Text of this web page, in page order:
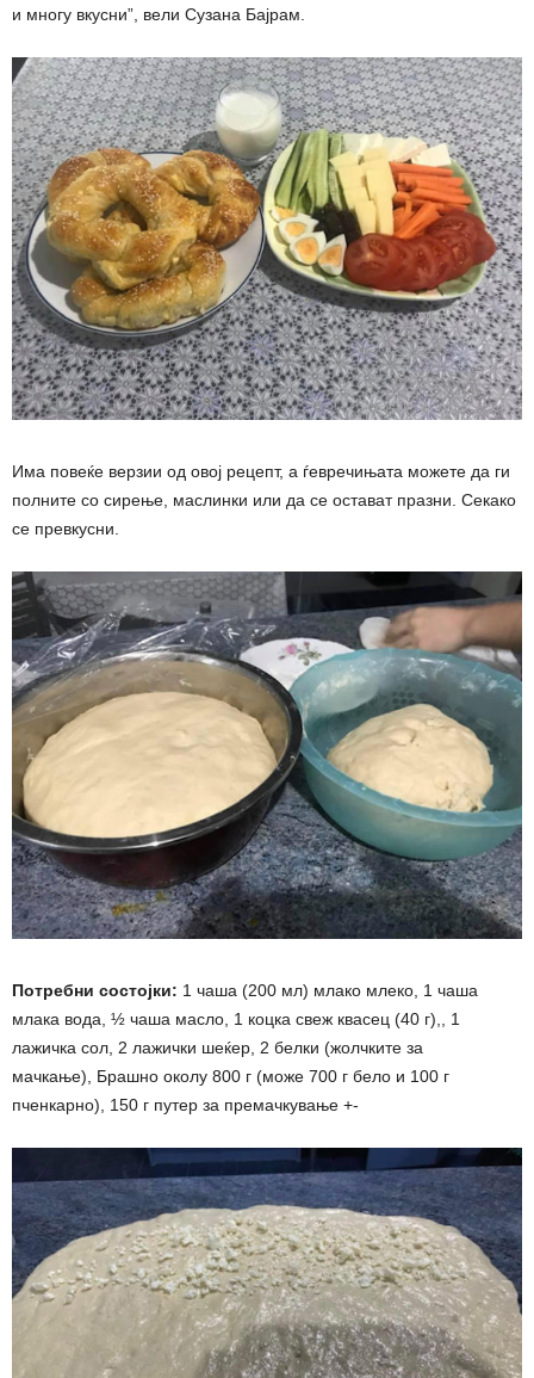
и многу вкусни”, вели Сузана Бајрам.
Има повеќе верзии од овој рецепт, а ѓевречињата можете да ги
полните со сирење, маслинки или да се остават празни. Секако
се превкусни.
Потребни состојки: 1 чаша (200 мл) млако млеко, 1 чаша
млака вода, ½ чаша масло, 1 коцка свеж квасец (40 г),, 1
лажичка сол, 2 лажички шеќер, 2 белки (жолчките за
мачкање), Брашно околу 800 г (може 700 г бело и 100 г
пченкарно), 150 г путер за премачкување +-